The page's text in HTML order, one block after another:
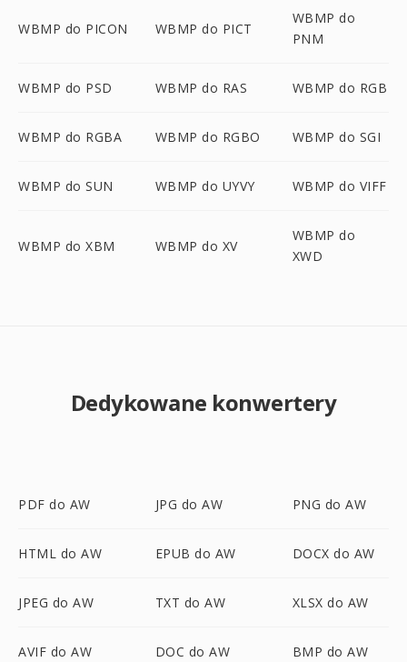
WBMP do PICON WBMP do PICT
WBMP do
PNM
WBMP do PSD WBMP do RAS WBMP do RGB
WBMP do RGBA WBMP do RGBO WBMP do SGI
WBMP do SUN WBMP do UYVY WBMP do VIFF
WBMP do XBM WBMP do XV
WBMP do
XWD
Dedykowane konwertery
PDF do AW JPG do AW PNG do AW
HTML do AW EPUB do AW DOCX do AW
JPEG do AW TXT do AW XLSX do AW
AVIF do AW DOC do AW BMP do AW